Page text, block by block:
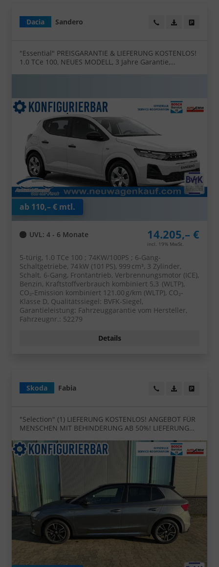
Dacia Sandero Wir rufen Sie an!
PDF-Datei,
"Essential" PREISGARANTIE & LIEFERUNG KOSTENLOS!
1.0 TCe 100, NEUES MODELL, 3 Jahre Garantie,
Fensterheber vorne, Fahrersitz höhenverstellbar
UVL: 4 - 6 Monate 14.205,– €
incl. 19% MwSt.
ab 110,– € mtl.
5-türig, 1.0 TCe 100 ; 74KW/100PS ; 6-Gang-
Schaltgetriebe, 74 kW (101 PS), 999 cm³, 3 Zylinder,
Schalt. 6-Gang, Frontantrieb, Verbrennungsmotor (ICE),
Benzin, Kraftstoffverbrauch kombiniert 5,3 (WLTP),
CO₂-Emission kombiniert 121.00 g/km (WLTP), CO₂-
Klasse D, Qualitätssiegel: BVFK-Siegel,
Garantieleistung: Fahrzeuggarantie vom Hersteller,
Fahrzeugnr.: 52279
Details
Skoda Fabia Wir rufen Sie an!
PDF-Datei,
"Selection" (1) LIEFERUNG KOSTENLOS! ANGEBOT FÜR
MENSCHEN MIT BEHINDERUNG AB 50%! LIEFERUNG
Lederlenkrad, Nebelscheinwerfer, Parksensoren
hinten, Sitzheizung, Tempomat, Klimaanlage,
Infotainment 8", Fußmatten, 4fach elektr.
Fensterheber